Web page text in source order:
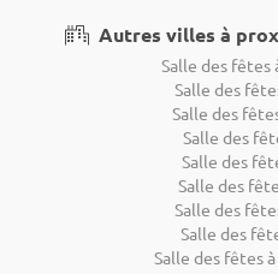
Autres villes à
Salle des fêtes
Salle des
Salle des
Salle des
Salle des
Salle des
Salle des
Salle des
Salle des fêtes